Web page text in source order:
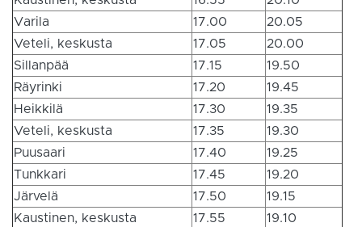
Varila
17.00
20.05
Veteli, keskusta
17.05
20.00
Sillanpää
17.15
19.50
Räyrinki
17.20
19.45
Heikkilä
17.30
19.35
Veteli, keskusta
17.35
19.30
Puusaari
17.40
19.25
Tunkkari
17.45
19.20
Järvelä
17.50
19.15
Kaustinen, keskusta
17.55 19.10